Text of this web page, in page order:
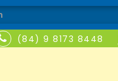
(84) 9 8173 8448